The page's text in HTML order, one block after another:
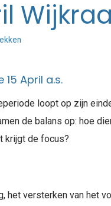
April a.s.
loopt op zijn
de balans op: hoe
krijgt de focus?
het versterken van